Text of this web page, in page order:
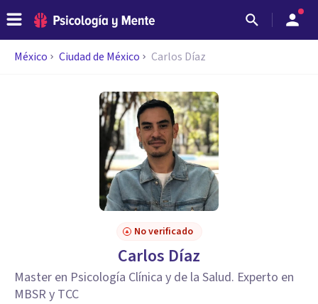
México Ciudad de México Carlos Díaz
No verificado
Carlos Díaz
Master en Psicología Clínica y de la Salud. Experto en
MBSR y TCC